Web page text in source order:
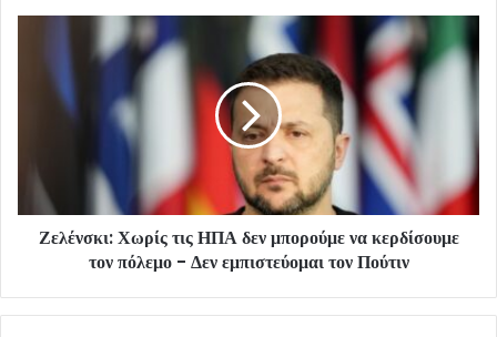
Ζελένσκι: Χωρίς τις ΗΠΑ δεν μπορούμε να κερδίσουμε
τον πόλεμο - Δεν εμπιστεύομαι τον Πούτιν